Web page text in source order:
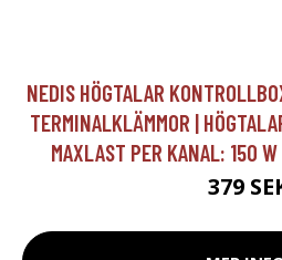
NEDIS HÖGTALAR
TERMINALKLÄMMOR |
MAXLAST PER KANAL: 150
379